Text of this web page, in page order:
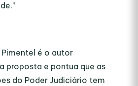
é o autor
proposta e pontua que as
do Poder Judiciário tem